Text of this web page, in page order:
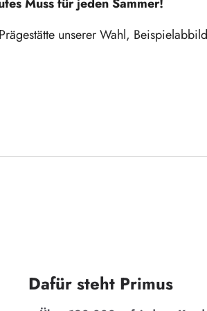
Prägestätte unserer Wahl,
Dafür steht Primus